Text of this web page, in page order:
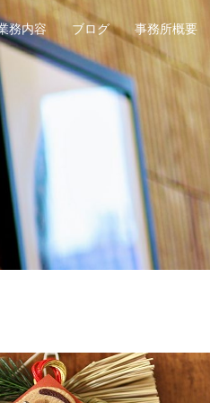
務内容 ブログ 事務所概要